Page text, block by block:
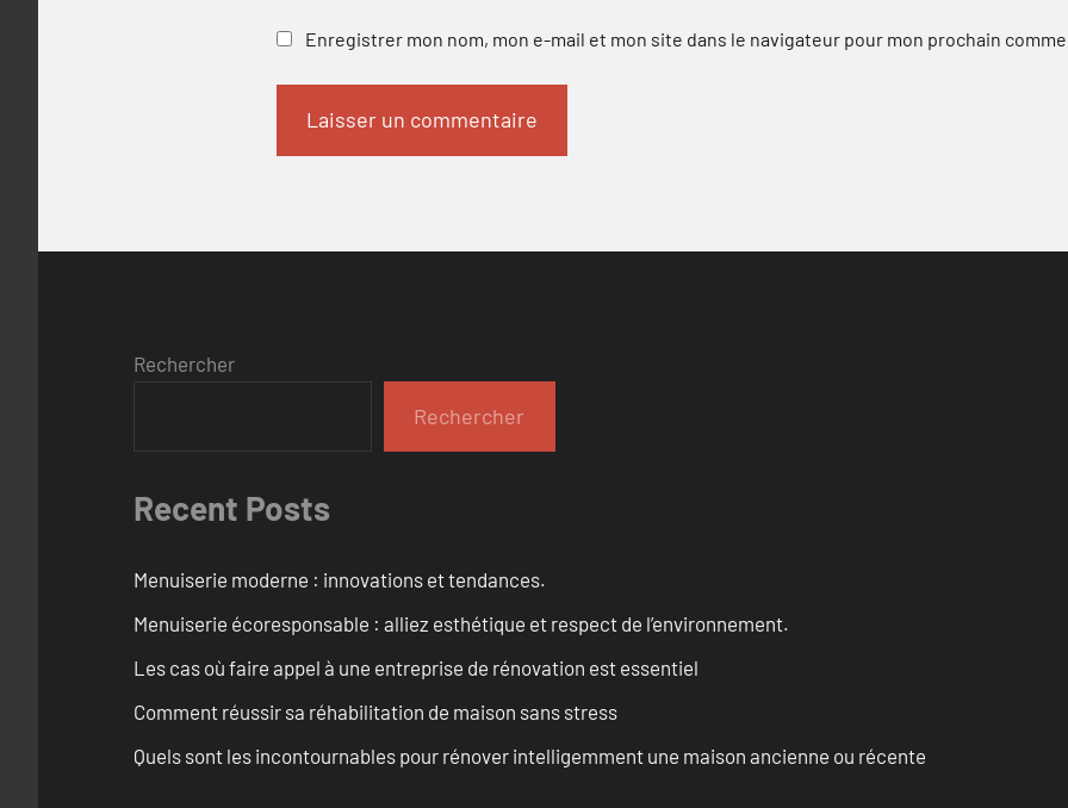
Enregistrer mon nom, mon e-mail et mon site dans le navigateur pour mon prochain
Rechercher
Rechercher
Recent Posts
Menuiserie moderne : innovations et tendances.
Menuiserie écoresponsable : alliez esthétique et respect de l’environnement.
Les cas où faire appel à une entreprise de rénovation est essentiel
Comment réussir sa réhabilitation de maison sans stress
Quels sont les incontournables pour rénover intelligemment une maison ancienne ou récente